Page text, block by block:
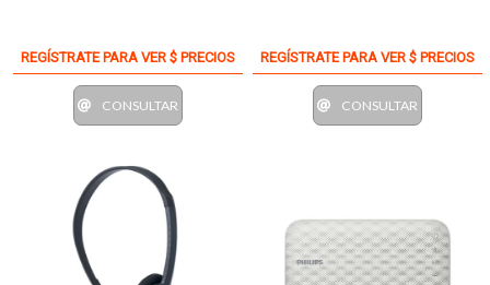
REGÍSTRATE PARA VER $ PRECIOS
CONSULTAR
REGÍSTRATE PARA VER $ PRECIOS
CONSULTAR